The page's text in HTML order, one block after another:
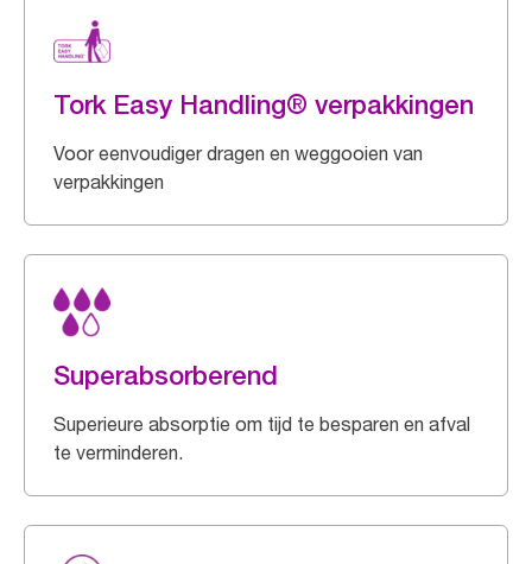
Tork Easy Handling® verpakkingen
Voor eenvoudiger dragen en weggooien van
verpakkingen
Superabsorberend
Superieure absorptie om tijd te besparen en afval
te verminderen.